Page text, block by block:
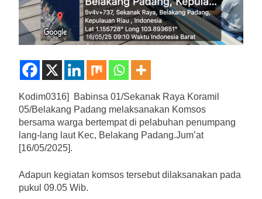
Kodim0316] Babinsa 01/Sekanak Raya Koramil
05/Belakang Padang melaksanakan Komsos
bersama warga bertempat di pelabuhan penumpang
lang-lang laut Kec, Belakang Padang.Jum’at
[16/05/2025].
Adapun kegiatan komsos tersebut dilaksanakan pada
pukul 09.05 Wib.